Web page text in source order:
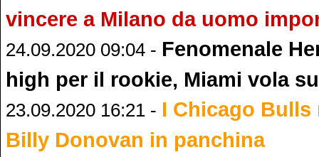
vincere a Milano da uomo
24.09.2020 09:04 - Fenomenale
high per il rookie, Miami vola
23.09.2020 16:21 - I Chicago
Billy Donovan in panchina